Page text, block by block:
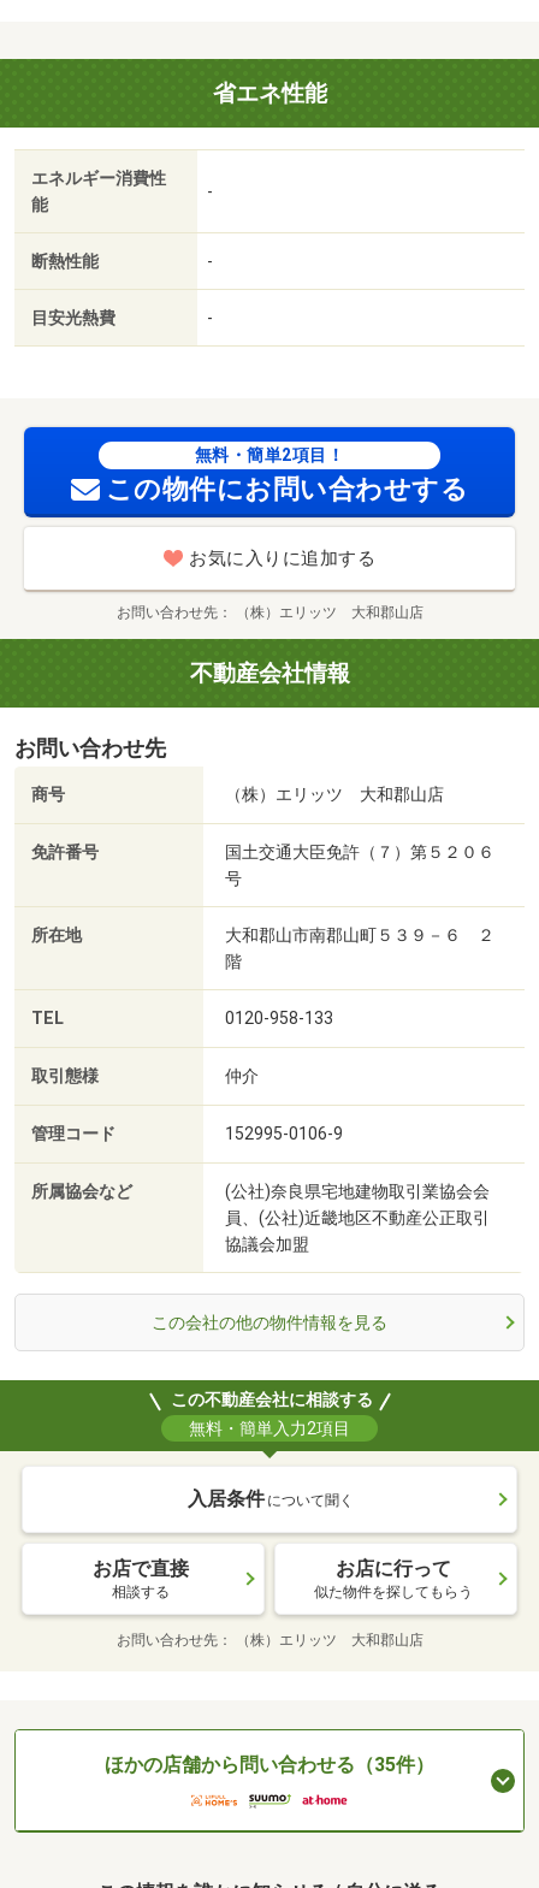
省エネ性能
エネルギー消費性
能
-
断熱性能 -
目安光熱費 -
無料・簡単2項目！
この物件にお問い合わせする
お気に入りに追加する
お問い合わせ先 （株）エリッツ 大和郡山店
不動産会社情報
お問い合わせ先
商号 （株）エリッツ 大和郡山店
免許番号
国土交通大臣免許（７）第５２０６
号
所在地
大和郡山市南郡山町５３９－６ ２
階
TEL 0120-958-133
取引態様 仲介
管理コード 152995-0106-9
所属協会など
(公社)奈良県宅地建物取引業協会会
員、(公社)近畿地区不動産公正取引
協議会加盟
この会社の他の物件情報を見る
この不動産会社に相談する
無料・簡単入力2項目
入居条件 について聞く
お店で直接
相談する
お店に行って
似た物件を探してもらう
お問い合わせ先 （株）エリッツ 大和郡山店
ほかの店舗から問い合わせる（35件）